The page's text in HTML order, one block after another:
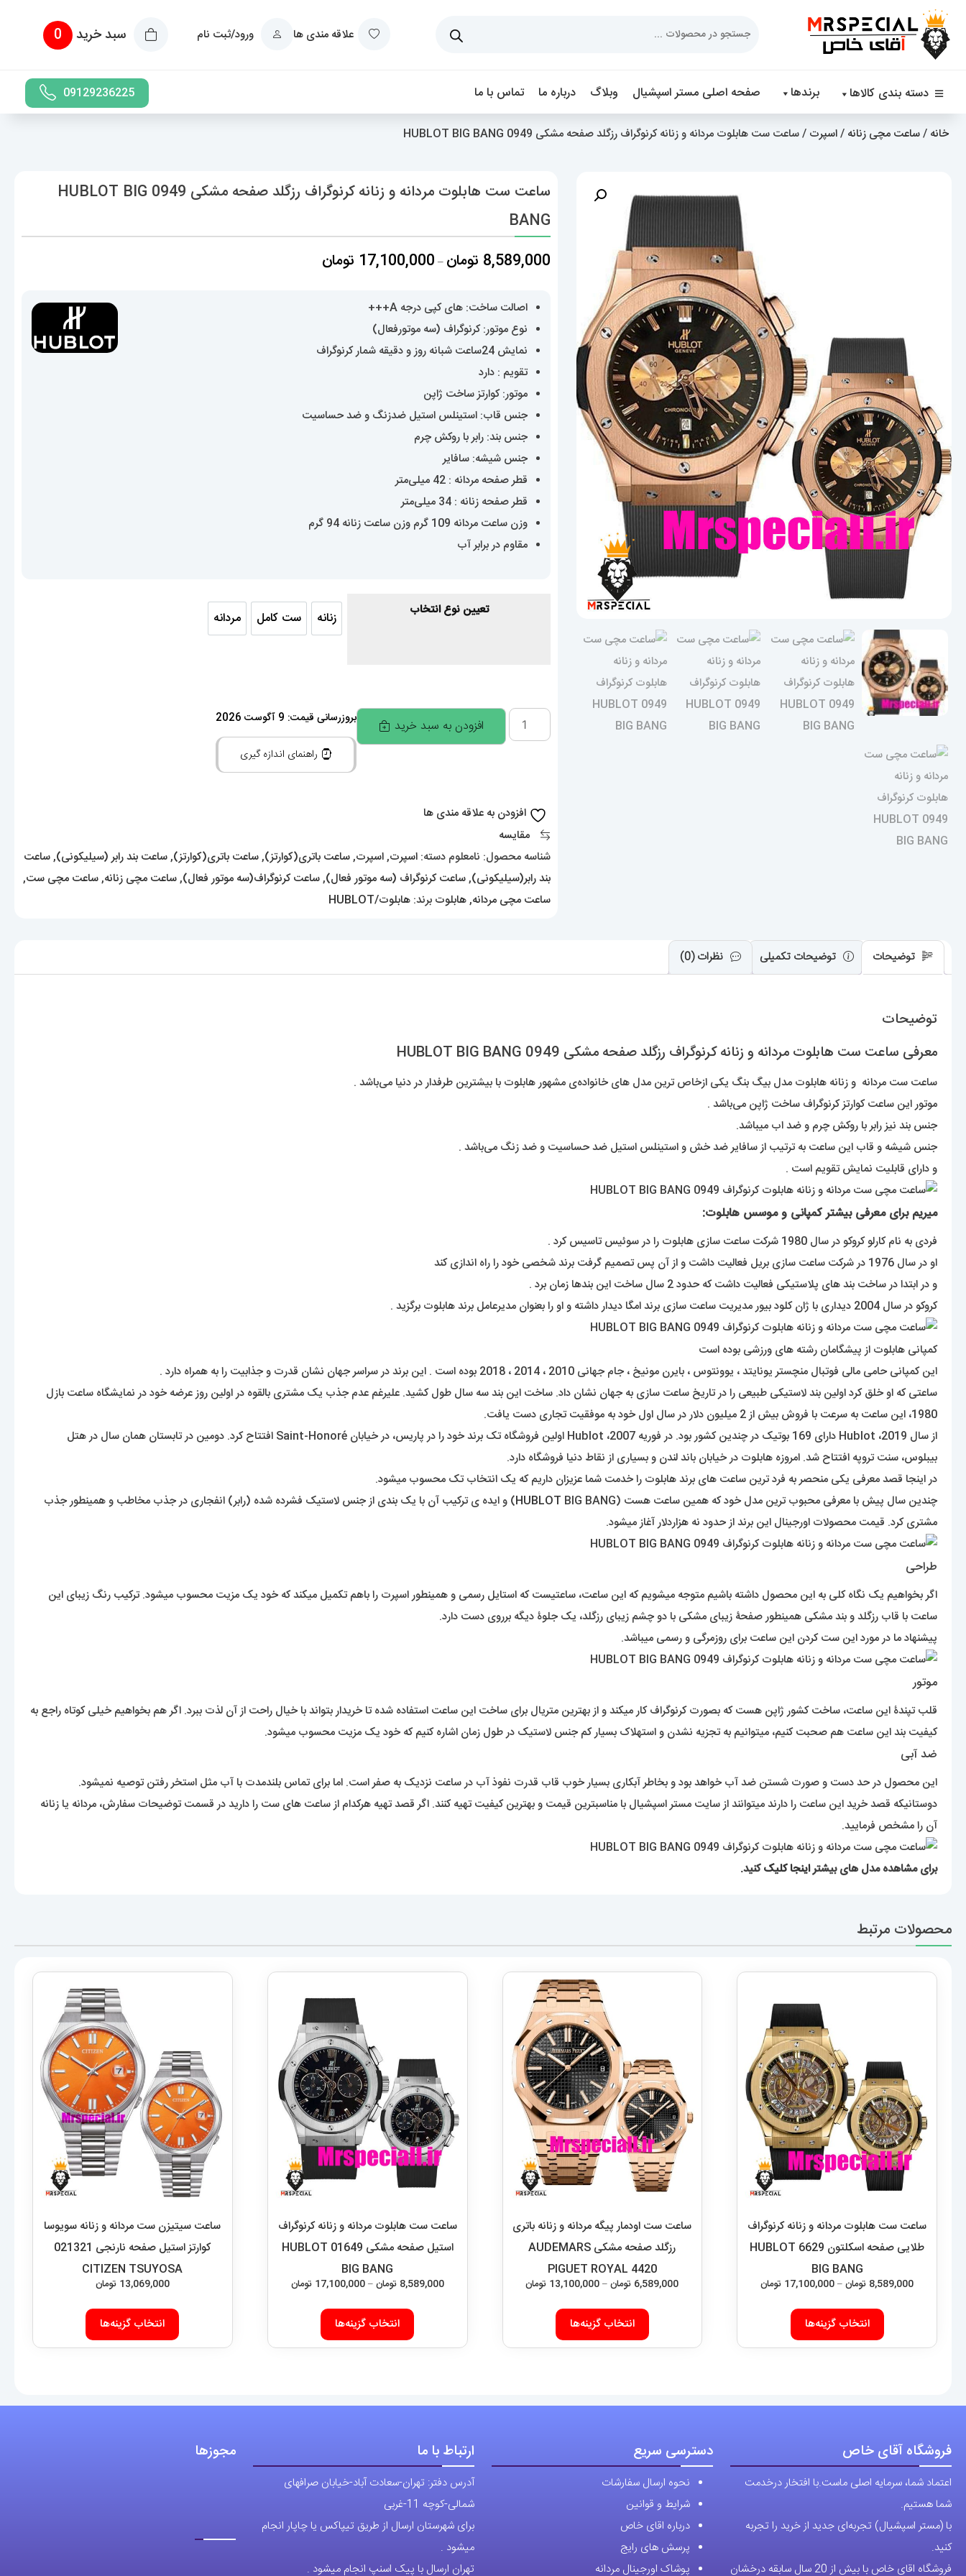
علاقه مندی ها ورود/ثبت نام سبد خرید 0
دسته بندی کالاها برندها صفحه اصلی مستر اسپشیال وبلاگ درباره ما تماس با ما 09129236225
خانه /ساعت مچی زنانه /اسپرت / ساعت ست هابلوت مردانه و زنانه کرنوگراف رزگلد صفحه مشکی 0949 HUBLOT BIG BANG
ساعت ست هابلوت مردانه و زنانه کرنوگراف رزگلد صفحه مشکی 0949 HUBLOT BIG
BANG
8,589,000 تومان –
17,100,000 تومانمحدوده
17,100,000 تومان
اصالت ساخت: های کپی درجه A+++
نوع موتور: کرنوگراف (سه موتورفعال)
نمایش 24ساعت شبانه روز و دقیقه شمار کرنوگراف
تقویم : دارد
موتور: کوارتز ساخت ژاپن
جنس قاب: استینلس استیل ضدزنگ و ضد حساسیت
جنس بند: رابر با روکش چرم
جنس شیشه: سافایر
قطر صفحه مردانه : 42 میلی‌متر
قطر صفحه زنانه : 34 میلی‌متر
وزن ساعت مردانه 109 گرم وزن ساعت زنانه 94 گرم
مقاوم در برابر آب
تعیین نوع انتخاب زنانه ست کامل
ست کامل مردانه
مردانه
ساعت
ست
زنانه
کرنوگراف
صفحه
BIG
افزودن به سبد خرید بروزرسانی قیمت: 9 آگوست 2026
راهنمای اندازه گیری
افزودن به علاقه مندی ها
مقایسه
شناسه محصول: نامعلوم دسته: اسپرت,اسپرت,ساعت باتری(کوارتز),ساعت باتری(کوارتز),ساعت بند رابر (سیلیکونی),ساعت
بند رابر(سیلیکونی),ساعت کرنوگراف (سه موتور فعال),ساعت کرنوگراف(سه موتور فعال),ساعت مچی زنانه,ساعت مچی ست,
ساعت مچی مردانه,هابلوت برند: هابلوت/HUBLOT
توضیحات توضیحات تکمیلی نظرات (0)
توضیحات
معرفی ساعت ست هابلوت مردانه و زنانه کرنوگراف رزگلد صفحه مشکی 0949 HUBLOT BIG BANG
ساعت ست مردانه و زنانه هابلوت مدل بیگ بنگ یکی ازخاص ترین مدل های خانواده‌ی مشهور هابلوت با بیشترین طرفدار در دنیا می‌باشد .
موتور این ساعت کوارتز کرنوگراف ساخت ژاپن می‌باشد .
جنس بند نیز رابر با روکش چرم و ضد اب میباشد.
جنس شیشه و قاب این ساعت به ترتیب از سافایر ضد خش و استینلس استیل ضد حساسیت و ضد زنگ می‌باشد .
و دارای قابلیت نمایش تقویم است .
میریم برای معرفی بیشتر کمپانی و موسس هابلوت:
فردی به نام کارلو کروکو در سال 1980 شرکت ساعت سازی هابلوت را در سوئیس تاسیس کرد .
او در سال 1976 در شرکت ساعت سازی بریل فعالیت داشت و از آن پس تصمیم گرفت برند شخصی خود را راه اندازی کند
و در ابتدا در ساخت بند های پلاستیکی فعالیت داشت که حدود 2 سال ساخت این بندها زمان برد .
کروکو در سال 2004 دیداری با ژان کلود بیور مدیریت ساعت سازی برند امگا دیدار داشته و او را بعنوان مدیرعامل برند هابلوت برگزید .
کمپانی هابلوت از پیشگامان رشته های ورزشی بوده است
این کمپانی حامی مالی فوتبال منچستر یونایتد ، یوونتوس ، بایرن مونیخ ، جام جهانی 2010 ، 2014 ، 2018 بوده است . این برند در سراسر جهان نشان قدرت و جذابیت را به همراه دارد .
ساعتی که او خلق کرد اولین بند لاستیکی طبیعی را در تاریخ ساعت سازی به جهان نشان داد. ساخت این بند سه سال طول کشید. علیرغم عدم جذب یک مشتری بالقوه در اولین روز عرضه خود در نمایشگاه ساعت بازل
1980، این ساعت به سرعت با فروش بیش از 2 میلیون دلار در سال اول خود به موفقیت تجاری دست یافت.
از سال 2019، Hublot دارای 169 بوتیک در چندین کشور بود. در فوریه 2007، Hublot اولین فروشگاه تک برند خود را در پاریس، در خیابان Saint-Honoré افتتاح کرد. دومین در تابستان همان سال در هتل
بیبلوس، سنت تروپه افتتاح شد. امروزه هابلوت در خیابان باند لندن و بسیاری از نقاط دنیا فروشگاه دارد.
در اینجا قصد معرفی یکی منحصر به فرد ترین ساعت های برند هابلوت را خدمت شما عزیزان داریم که یک انتخاب تک محسوب میشود.
چندین سال پیش با معرفی محبوب ترین مدل خود که همین ساعت هست (
HUBLOTBIG BANG) و ایده ی ترکیب آن با یک بندی از جنس لاستیک فشرده شده (رابر) انفجاری در جذب مخاطب و همینطور جذب
مشتری کرد. قیمت محصولات اورجینال این برند از حدود نه هزاردلار آغاز میشود.
طراحی
اگر بخواهیم یک نگاه کلی به این محصول داشته باشیم متوجه میشویم که این ساعت، ساعتیست که استایل رسمی و همینطور اسپرت را باهم تکمیل میکند که خود یک مزیت محسوب میشود. ترکیب رنگ زیبای این
ساعت با قاب رزگلد و بند مشکی همینطور صفحۀ زیبای مشکی با دو چشم زیبای رزگلد، یک جلوۀ دیگه برروی دست دارد.
پیشنهاد ما در مورد این ست کردن این ساعت برای روزمرگی و رسمی میباشد.
موتور
قلب تپندۀ این ساعت، ساخت کشور ژاپن هست که بصورت کرنوگراف کار میکند و از بهترین متریال برای ساخت این ساعت استفاده شده تا خریدار بتواند با خیال راحت از آن لذت ببرد. اگر هم بخواهیم خیلی کوتاه راجع به
کیفیت بند این ساعت هم صحبت کنیم، میتوانیم به تجزیه نشدن و استهلاک بسیار کم جنس لاستیک در طول زمان اشاره کنیم که خود یک مزیت محسوب میشود.
ضد آبی
این محصول در حد دست و صورت شستن ضد آب خواهد بود و بخاطر آبکاری بسیار خوب قاب قدرت نفوذ آب در ساعت نزدیک به صفر است. اما برای تماس بلندمدت با آب مثل استخر رفتن توصیه نمیشود.
دوستانیکه قصد خرید این ساعت را دارند میتوانند از سایت مستر اسپشیال با مناسبترین قیمت و بهترین کیفیت تهیه کنند. اگر قصد تهیه هرکدام از ساعت های ست را دارید در قسمت توضیحات سفارش، مردانه یا زنانه
آن را مشخص فرمایید.
برای مشاهده مدل های بیشتراینجا کلیککنید.
محصولات مرتبط
ساعت ست هابلوت مردانه و زنانه کرنوگراف
طلایی صفحه اسکلتون 6629 HUBLOT
BIG BANG
8,589,000 تومان–
17,100,000 تومانمحدوده
انتخاب گزینه‌ها
محصول
دارای
ها
است
صفحه
ساعت ست اودمار پیگه مردانه و زنانه باتری
رزگلد صفحه مشکی AUDEMARS
PIGUET ROYAL 4420
6,589,000 تومان –
13,100,000 تومانمحدوده
انتخاب گزینه‌ها
محصول
دارای
ساعت ست هابلوت مردانه و زنانه کرنوگراف
استیل صفحه مشکی 01649 HUBLOT
BIG BANG
8,589,000 تومان –
17,100,000 تومانمحدوده
انتخاب گزینه‌ها
این
محصول
دارای
ها
است
صفحه
ساعت سیتیزن ست مردانه و زنانه سویوسا
کوارتز استیل صفحه نارنجی 021321
CITIZEN TSUYOSA
13,069,000 تومان
انتخاب گزینه‌ها
این
محصول
دارای
فروشگاه آقای خاص
اعتماد شما، سرمایه اصلی ماست.با افتخار درخدمت
شما هستیم.
با (مستر اسپشیال) تجربه‌ای جدید از خرید را تجربه
کنید.
فروشگاه اقای خاص با بیش از 20 سال سابقه درخشان
دسترسی سریع
نحوه ارسال سفارشات
شرایط و قوانین
درباره اقای خاص
پرسش های رایج
پوشاک اورجینال مردانه
ارتباط با ما
آدرس دفتر: تهران-سعادت آباد-خیابان صرافهای
شمالی-کوچه 11-غربی
برای شهرستان ارسال از طریق تیپاکس یا چاپار انجام
میشود .
تهران ارسال با پیک اسنپ انجام میشود .
مجوزها